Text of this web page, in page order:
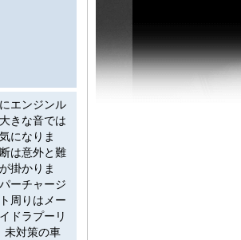
エンジンル
きな音では
になりま
は意外と難
掛かりま
ーチャージ
周りはメー
ドラプーリ
未対策の車